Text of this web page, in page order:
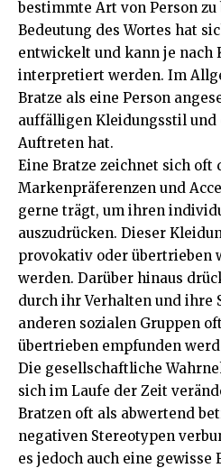
bestimmte Art von Person zu
Bedeutung des Wortes hat
entwickelt und kann je nach
interpretiert werden. Im
Bratze als eine Person
auffälligen Kleidungsstil
Auftreten hat.
Eine Bratze zeichnet sich oft
Markenpräferenzen und
gerne trägt, um ihren
auszudrücken. Dieser
provokativ oder übertrieben
werden. Darüber hinaus
durch ihr Verhalten und ihre
anderen sozialen Gruppen
übertrieben empfunden
Die gesellschaftliche
sich im Laufe der Zeit
Bratzen oft als abwertend
negativen Stereotypen
es jedoch auch eine gewisse